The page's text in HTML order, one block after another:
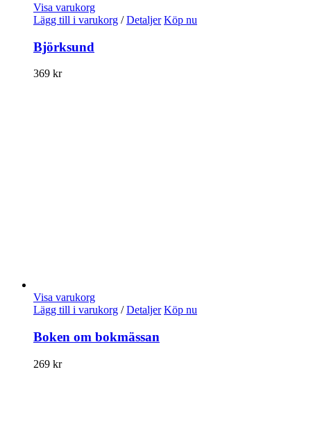
Visa varukorg
Lägg till i varukorg / Detaljer Köp nu
Björksund
369 kr
Visa varukorg
Lägg till i varukorg / Detaljer Köp nu
Boken om bokmässan
269 kr